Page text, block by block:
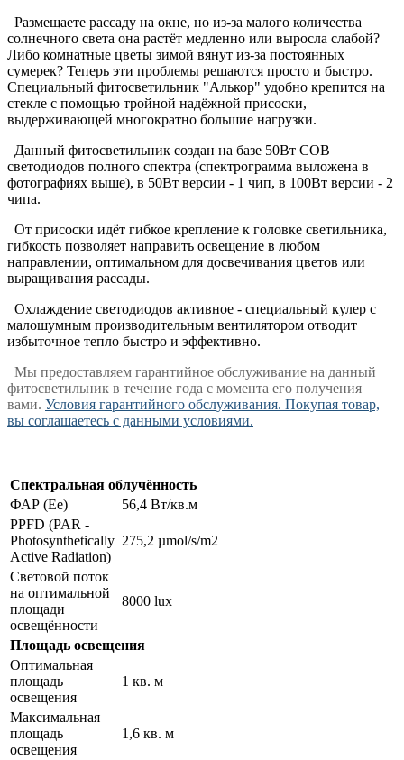
Размещаете рассаду на окне, но из-за малого количества
солнечного света она растёт медленно или выросла слабой?
Либо комнатные цветы зимой вянут из-за постоянных
сумерек? Теперь эти проблемы решаются просто и быстро.
Специальный фитосветильник "Алькор" удобно крепится на
стекле с помощью тройной надёжной присоски,
выдерживающей многократно большие нагрузки.
Данный фитосветильник создан на базе 50Вт COB
светодиодов полного спектра (спектрограмма выложена в
фотографиях выше), в 50Вт версии - 1 чип, в 100Вт версии - 2
чипа.
От присоски идёт гибкое крепление к головке светильника,
гибкость позволяет направить освещение в любом
направлении, оптимальном для досвечивания цветов или
выращивания рассады.
Охлаждение светодиодов активное - специальный кулер с
малошумным производительным вентилятором отводит
избыточное тепло быстро и эффективно.
Мы предоставляем гарантийное обслуживание на данный
фитосветильник в течение года с момента его получения
вами. Условия гарантийного обслуживания. Покупая товар,
вы соглашаетесь с данными условиями.
Спектральная облучённость
ФАР (Ee)
56,4 Вт/кв.м
PPFD (PAR -
Photosynthetically
Active Radiation)
275,2 µmol/s/m2
Световой поток
на оптимальной
площади
освещённости
8000 lux
Площадь освещения
Оптимальная
площадь
освещения
1 кв. м
Максимальная
площадь
освещения
1,6 кв. м